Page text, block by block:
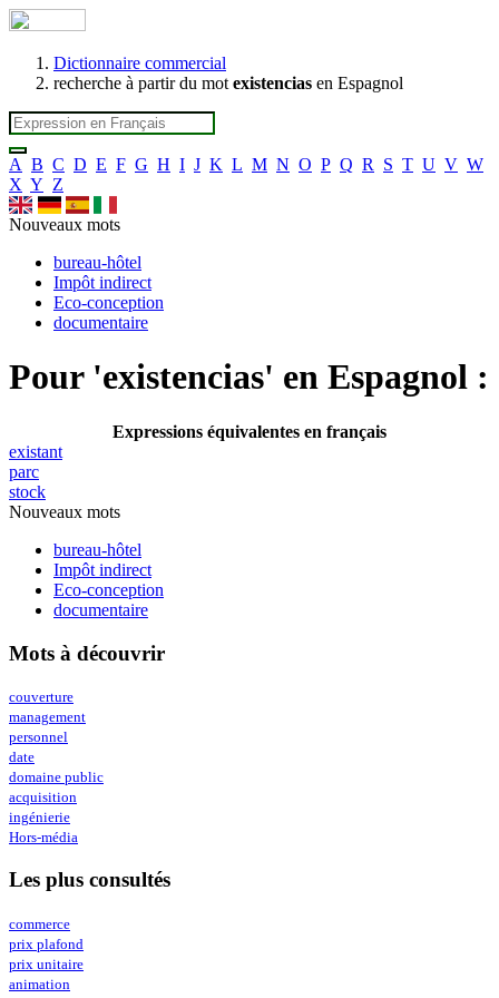
Dictionnaire commercial
recherche à partir du mot existencias en Espagnol
A B C D E F G H I J K L M N O P Q R S T U V W
X Y Z
Nouveaux mots
bureau-hôtel
Impôt indirect
Eco-conception
documentaire
Pour 'existencias' en Espagnol :
Expressions équivalentes en français
existant
parc
stock
Nouveaux mots
bureau-hôtel
Impôt indirect
Eco-conception
documentaire
Mots à découvrir
couverture
management
personnel
date
domaine public
acquisition
ingénierie
Hors-média
Les plus consultés
commerce
prix plafond
prix unitaire
animation